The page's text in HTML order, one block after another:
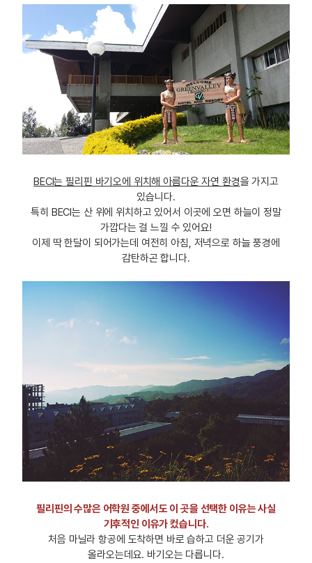
BECI는 필리핀 바기오에 위치해 아름다운 자연 환경을 가지고
있습니다.
특히 BECI는 산 위에 위치하고 있어서 이곳에 오면 하늘이 정말
가깝다는 걸 느낄 수 있어요!
이제 딱 한달이 되어가는데 여전히 아침, 저녁으로 하늘 풍경에
감탄하곤 합니다.
필리핀의 수많은 어학원 중에서도 이 곳을 선택한 이유는 사실
기후적인 이유가 컸습니다.
처음 마닐라 항공에 도착하면 바로 습하고 더운 공기가
올라오는데요. 바기오는 다릅니다.